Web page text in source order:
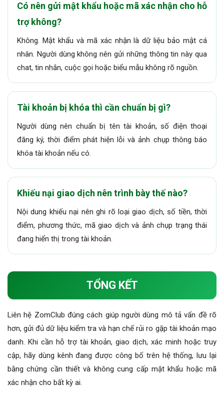
Có nên gửi mật khẩu hoặc mã xác nhận cho hỗ
trợ không?
Không. Mật khẩu và mã xác nhận là dữ liệu bảo mật cá
nhân. Người dùng không nên gửi những thông tin này qua
chat, tin nhắn, cuộc gọi hoặc biểu mẫu không rõ nguồn.
Tài khoản bị khóa thì cần chuẩn bị gì?
Người dùng nên chuẩn bị tên tài khoản, số điện thoại
đăng ký, thời điểm phát hiện lỗi và ảnh chụp thông báo
khóa tài khoản nếu có.
Khiếu nại giao dịch nên trình bày thế nào?
Nội dung khiếu nại nên ghi rõ loại giao dịch, số tiền, thời
điểm, phương thức, mã giao dịch và ảnh chụp trạng thái
đang hiển thị trong tài khoản.
TỔNG KẾT
Liên hệ ZomClub đúng cách giúp người dùng mô tả vấn đề rõ
hơn, gửi đủ dữ liệu kiểm tra và hạn chế rủi ro gặp tài khoản mạo
danh. Khi cần hỗ trợ tài khoản, giao dịch, xác minh hoặc truy
cập, hãy dùng kênh đang được công bố trên hệ thống, lưu lại
bằng chứng cần thiết và không cung cấp mật khẩu hoặc mã
xác nhận cho bất kỳ ai.